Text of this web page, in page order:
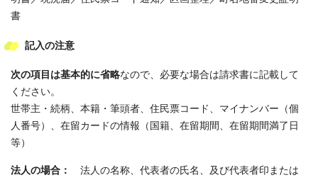
書
記入の注意
次の項目は基本的に省略なので、必要な場合は請求書に記載して
ください。
世帯主・続柄、本籍・筆頭者、住民票コード、マイナンバー（個
人番号）、在留カードの情報（国籍、在留期間、在留期間満了日
等）
法人の場合：
法人の名称、代表者の氏名、及び代表者印または